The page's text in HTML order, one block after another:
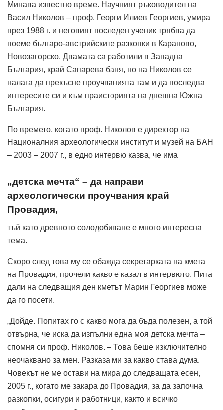
Минава известно време. Научният ръководител на
Васил Николов – проф. Георги Илиев Георгиев, умира
през 1988 г. и неговият последен ученик трябва да
поеме българо-австрийските разкопки в Караново,
Новозагорско. Двамата са работили в Западна
България, край Сапарева баня, но на Николов се
налага да прекъсне проучванията там и да последва
интересите си и към праисторията на днешна Южна
България.
По времето, когато проф. Николов е директор на
Националния археологически институт и музей на БАН
– 2003 – 2007 г., в едно интервю казва, че има
„детска мечта“ – да направи
археологически проучвания край
Провадия,
тъй като древното солодобиване е много интересна
тема.
Скоро след това му се обажда секретарката на кмета
на Провадия, прочели какво е казал в интервюто. Пита
дали на следващия ден кметът Марин Георгиев може
да го посети.
„Дойде. Попитах го с какво мога да бъда полезен, а той
отвърна, че иска да изпълни една моя детска мечта –
спомня си проф. Николов. – Това беше изключително
неочаквано за мен. Разказа ми за какво става дума.
Човекът не ме остави на мира до следващата есен,
2005 г., когато ме закара до Провадия, за да започна
разкопки, осигури и работници, както и всичко